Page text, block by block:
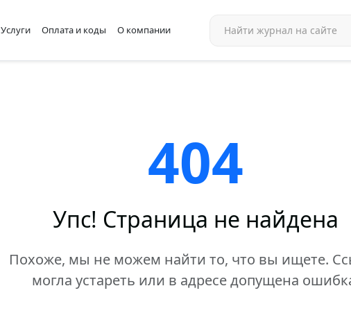
Услуги Оплата и коды О компании
404
Упс! Страница не найдена
Похоже, мы не можем найти то, что вы ищете.
могла устареть или в адресе допущена